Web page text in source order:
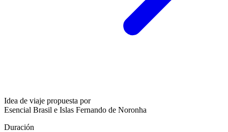
Idea de viaje propuesta por
Esencial Brasil e Islas Fernando de Noronha
Duración